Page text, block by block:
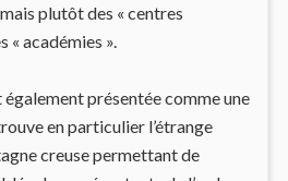
plutôt des « centres
« académies ».
présentée comme une
en particulier l’étrange
creuse permettant de